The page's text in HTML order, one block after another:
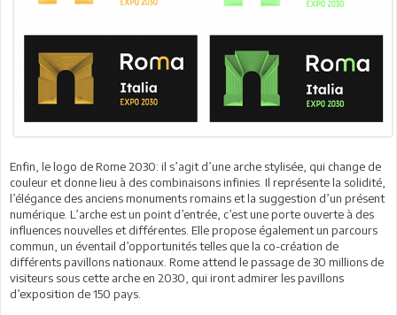
Enfin, le logo de Rome 2030: il s’agit d’une arche stylisée, qui change de
couleur et donne lieu à des combinaisons infinies. Il représente la solidité,
l’élégance des anciens monuments romains et la suggestion d’un présent
numérique. L’arche est un point d’entrée, c’est une porte ouverte à des
influences nouvelles et différentes. Elle propose également un parcours
commun, un éventail d’opportunités telles que la co-création de
différents pavillons nationaux. Rome attend le passage de 30 millions de
visiteurs sous cette arche en 2030, qui iront admirer les pavillons
d’exposition de 150 pays.